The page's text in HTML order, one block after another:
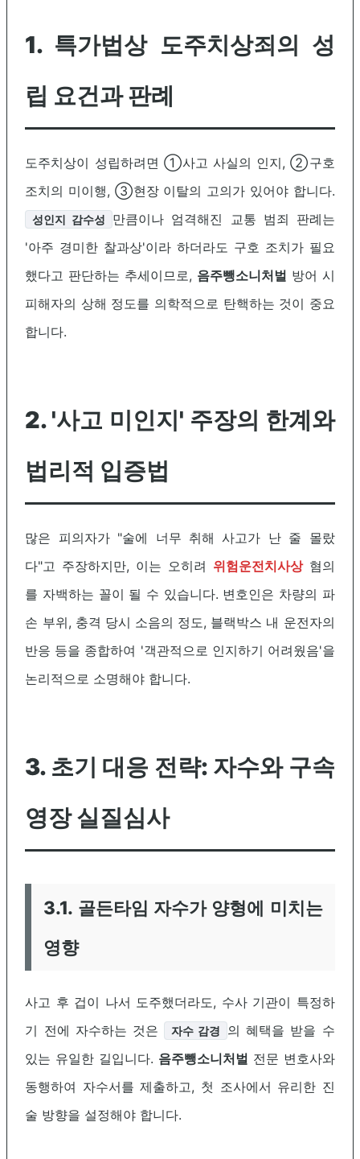
1. 특가법상 도주치상죄의 성
립 요건과 판례
도주치상이 성립하려면 ①사고 사실의 인지, ②구호
조치의 미이행, ③현장 이탈의 고의가 있어야 합니다.
성인지 감수성
만큼이나 엄격해진 교통 범죄 판례는
'아주 경미한 찰과상'이라 하더라도 구호 조치가 필요
했다고 판단하는 추세이므로, 음주뺑소니처벌 방어 시
피해자의 상해 정도를 의학적으로 탄핵하는 것이 중요
합니다.
2. '사고 미인지' 주장의 한계와
법리적 입증법
많은 피의자가 "술에 너무 취해 사고가 난 줄 몰랐
다"고 주장하지만, 이는 오히려 위험운전치사상혐의
를 자백하는 꼴이 될 수 있습니다. 변호인은 차량의 파
손 부위, 충격 당시 소음의 정도, 블랙박스 내 운전자의
반응 등을 종합하여 '객관적으로 인지하기 어려웠음'을
논리적으로 소명해야 합니다.
3. 초기 대응 전략: 자수와 구속
영장 실질심사
3.1. 골든타임 자수가 양형에 미치는
영향
사고 후 겁이 나서 도주했더라도, 수사 기관이 특정하
기 전에 자수하는 것은
자수 감경
의 혜택을 받을 수
있는 유일한 길입니다. 음주뺑소니처벌 전문 변호사와
동행하여 자수서를 제출하고, 첫 조사에서 유리한 진
술 방향을 설정해야 합니다.